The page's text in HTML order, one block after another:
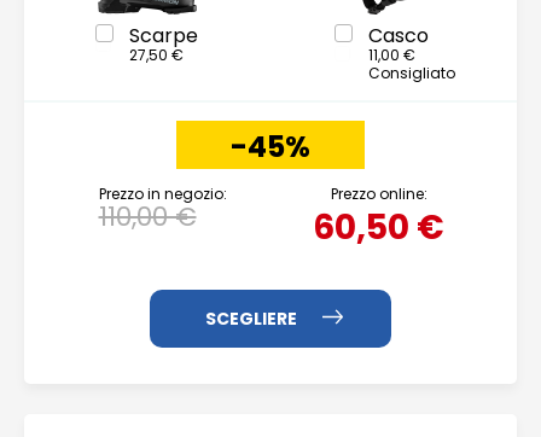
Scarpe
27,50 €
Casco
11,00 €
Consigliato
-45%
Prezzo in negozio:
110,00 €
Prezzo online:
60,50 €